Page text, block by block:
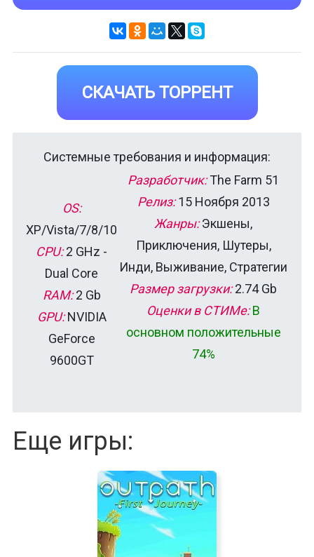
СКАЧАТЬ ТОРРЕНТ
Системные требования и информация:
OS:
XP/Vista/7/8/10
CPU:2 GHz -
Dual Core
RAM:2 Gb
GPU:NVIDIA
GeForce
9600GT
Разработчик:The Farm 51
Релиз:15 Ноября 2013
Жанры:Экшены,
Приключения, Шутеры,
Инди, Выживание, Стратегии
Размер загрузки:2.74 Gb
Оценки в СТИМе: В
основном положительные
74%
Еще игры: